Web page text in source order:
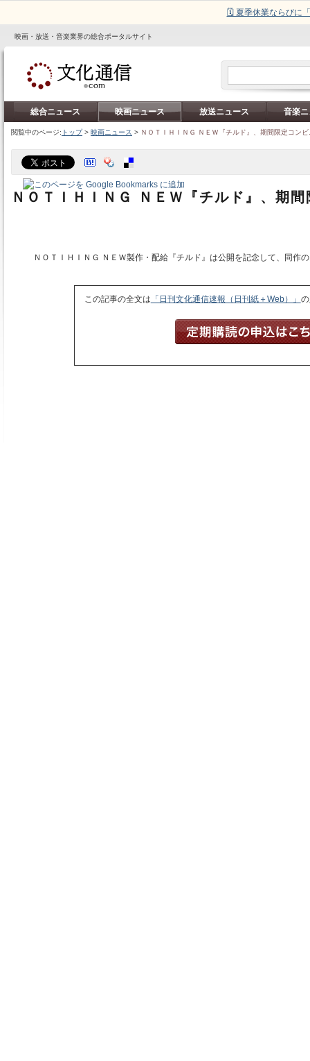
🗓️ 夏季休業ならびに
映画・放送・音楽業界の総合ポータルサイト
総合ニュース 映画ニュース 放送ニュース 音楽
閲覧中のページ: トップ> 映画ニュース > ＮＯＴＩＨＩＮＧ ＮＥＷ『チルド』、期間限定コンビ
ＮＯＴＩＨＩＮＧ ＮＥＷ『チルド』、期
ＮＯＴＩＨＩＮＧ ＮＥＷ製作・配給『チルド』は公開を記念して、同作
この記事の全文は 「日刊文化通信速報（日刊紙＋Web）」